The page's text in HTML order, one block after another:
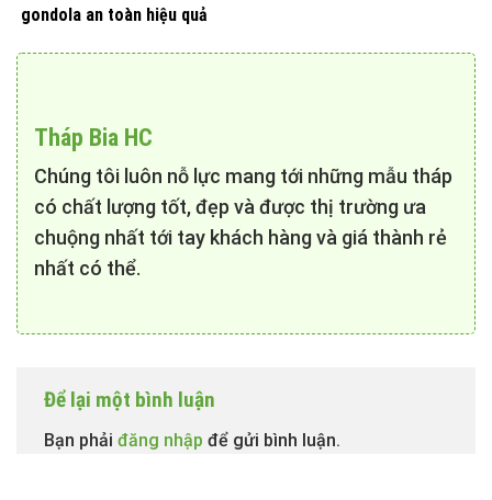
gondola an toàn hiệu quả
Tháp Bia HC
Chúng tôi luôn nỗ lực mang tới những mẫu tháp
có chất lượng tốt, đẹp và được thị trường ưa
chuộng nhất tới tay khách hàng và giá thành rẻ
nhất có thể.
Để lại một bình luận
Bạn phải đăng nhập để gửi bình luận.